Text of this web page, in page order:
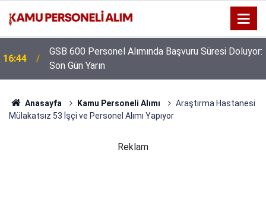
GSB 600 Personel Alımında Başvuru Süresi Doluyor:
Son Gün Yarın
16:38
Kıyı Emniyeti Genel Müdürlüğü 26 İşçi Alımı
Yapacak
Anasayfa Kamu Personeli Alımı
Araştırma Hastanesi
Mülakatsız 53 İşçi ve Personel Alımı Yapıyor
Reklam